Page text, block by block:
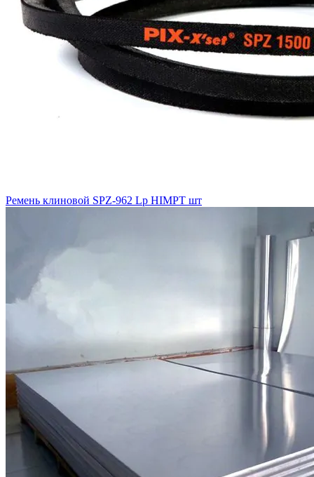
Ремень клиновой SPZ-962 Lp HIMPT шт